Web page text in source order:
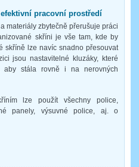
pracovní prostředí
materiály zbytečně přerušuje práci
skříni je vše tam, kde by
skříně lze navíc snadno přesouvat
jsou nastavitelné kluzáky, které
aby stála rovně i na nerovných
lze použít všechny police,
panely, výsuvné police, aj. o